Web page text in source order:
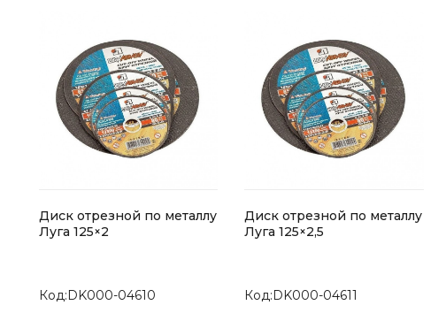
Диск отрезной по металлу
Луга 125×2
Код:DK000-04610
Диск отрезной по металлу
Луга 125×2,5
Код:DK000-04611